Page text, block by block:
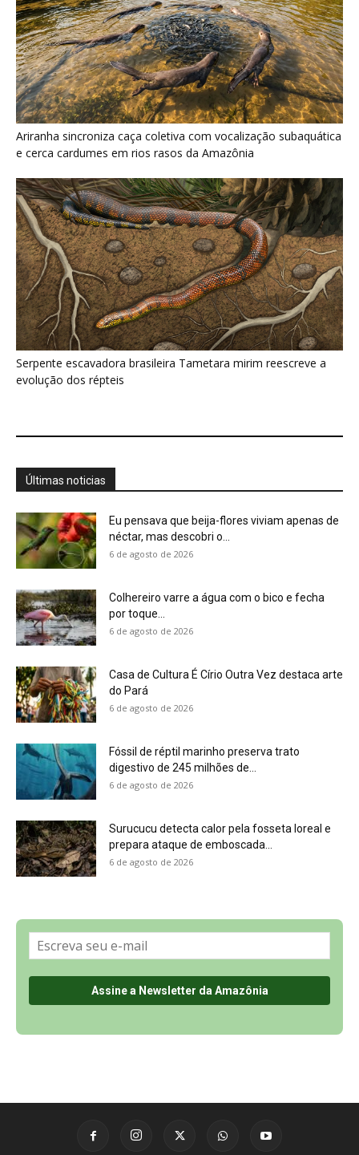
Serpente escavadora brasileira Tametara mirim reescreve a
evolução dos répteis
Últimas noticias
Eu pensava que beija-flores viviam apenas de
néctar, mas descobri o...
6 de agosto de 2026
Colhereiro varre a água com o bico e fecha
por toque...
6 de agosto de 2026
Fóssil de réptil marinho preserva trato
6 de agosto de 2026
6 de agosto de 2026
Política de Privacidade, LGPD e RGPD
Últimas Notícias
🌎 Español
©